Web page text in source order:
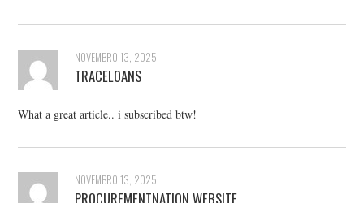
NOVEMBRO 13, 2025
TRACELOANS
What a great article.. i subscribed btw!
NOVEMBRO 13, 2025
PROCUREMENTNATION WEBSITE